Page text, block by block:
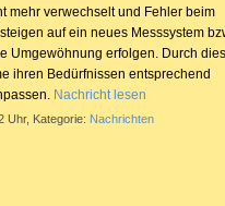
mehr verwechselt und Fehler beim
auf ein neues Messsystem
Umgewöhnung erfolgen. Durch
ihren Bedürfnissen entsprechend
Nachricht lesen
Uhr, Kategorie: Nachrichten